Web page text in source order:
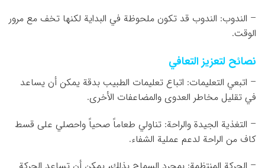
– الندوب: الندوب قد تكون ملحوظة في البداية لكنها تخف مع مرور
الوقت.
نصائح لتعزيز التعافي
– اتبعي التعليمات: اتباع تعليمات الطبيب بدقة يمكن أن يساعد
في تقليل مخاطر العدوى والمضاعفات الأخرى.
– التغذية الجيدة والراحة: تناولي طعاماً صحياً واحصلي على قسط
كاف من الراحة لدعم عملية الشفاء.